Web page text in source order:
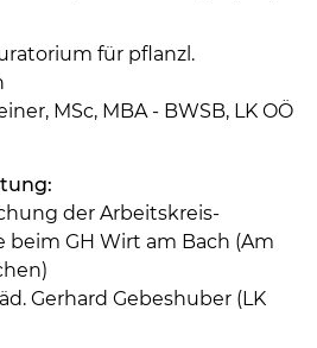
main content
für pflanzl.
MSc, MBA - BWSB, LK OÖ
der Arbeitskreis-
beim GH Wirt am Bach (Am
Gerhard Gebeshuber (LK